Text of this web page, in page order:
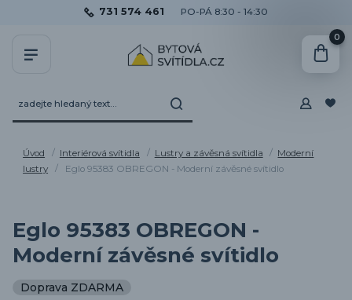
731 574 461 PO-PÁ 8:30 - 14:30
0
Úvod Interiérová svítidla Lustry a závěsná svítidla
Moderní
lustry
Eglo 95383 OBREGON - Moderní závěsné svítidlo
Eglo 95383 OBREGON -
Moderní závěsné svítidlo
Doprava ZDARMA